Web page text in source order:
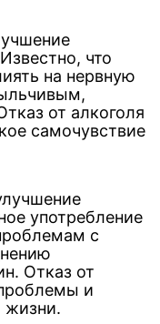
что
на нервную
от алкоголя
самочувствие
употребление
с
Отказ от
и
жизни.